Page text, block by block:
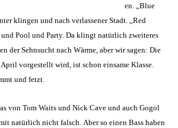
en. „Blue
klingen und nach verlassener Stadt. „Red
Pool und Party. Da klingt natürlich zweiteres
der Sehnsucht nach Wärme, aber wir sagen: Die
vorgestellt wird, ist schon einsame Klasse.
und fetzt.
von Tom Waits und Nick Cave und auch Gogol
natürlich nicht falsch. Aber so einen Bass haben